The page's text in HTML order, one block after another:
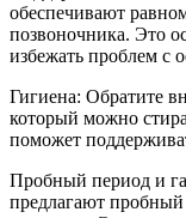
обеспечивают
позвоночника. Это
избежать проблем с
Гигиена: Обратите
который можно
поможет
Пробный период и
предлагают пробный